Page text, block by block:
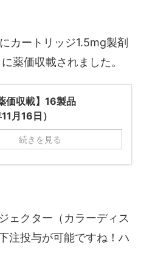
カートリッジ1.5mg製剤
薬価収載されました。
価収載】16製品
月16日）
続きを見る
ェクター（カラーディス
注投与が可能ですね！ハ